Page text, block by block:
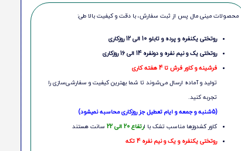
محصولات مینی‌ مال پس از ثبت سفارش، با دقت و کیفیت بالا طی:
روتختی یکنفره و پرده و تابلو 10 الی 12 روزکاری
روتختی یک و نیم نفره و دونفره 14 الی 16 روزکاری
فرشینه و کاور فرش تا 4 هفته کاری
تولید و آماده ارسال می‌شوند تا شما بهترین کیفیت و سفارشی‌سازی را
تجربه کنید.
(5شنبه و جمعه و ایام تعطیل جز روزکاری محاسبه نمیشود)
کاور کشدوزها مناسب تشک با ارتفاع 20 الی 22
سانت هستند
روتختی یکنفره و یک و نیم نفره 4 تکه